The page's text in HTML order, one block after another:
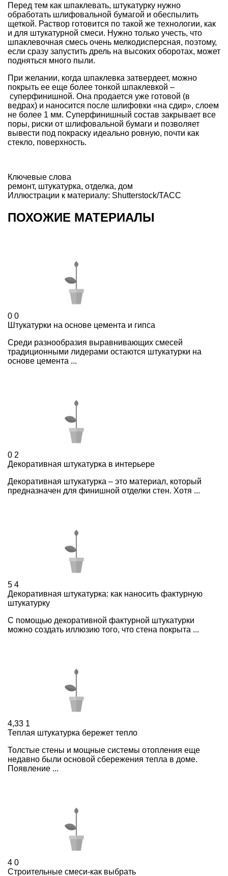
Перед тем как шпаклевать, штукатурку нужно
обработать шлифовальной бумагой и обеспылить
щеткой. Раствор готовится по такой же технологии, как
и для штукатурной смеси. Нужно только учесть, что
шпаклевочная смесь очень мелкодисперсная, поэтому,
если сразу запустить дрель на высоких оборотах, может
подняться много пыли.
При желании, когда шпаклевка затвердеет, можно
покрыть ее еще более тонкой шпаклевкой –
суперфинишной. Она продается уже готовой (в
ведрах) и наносится после шлифовки «на сдир», слоем
не более 1 мм. Суперфинишный состав закрывает все
поры, риски от шлифовальной бумаги и позволяет
вывести под покраску идеально ровную, почти как
стекло, поверхность.
Ключевые слова
ремонт, штукатурка, отделка, дом
Иллюстрации к материалу: Shutterstock/ТАСС
ПОХОЖИЕ МАТЕРИАЛЫ
0 0
Штукатурки на основе цемента и гипса
Среди разнообразия выравнивающих смесей
традиционными лидерами остаются штукатурки на
основе цемента ...
0 2
Декоративная штукатурка в интерьере
Декоративная штукатурка – это материал, который
предназначен для финишной отделки стен. Хотя ...
5 4
Декоративная штукатурка: как наносить фактурную
штукатурку
С помощью декоративной фактурной штукатурки
можно создать иллюзию того, что стена покрыта ...
4,33 1
Теплая штукатурка бережет тепло
Толстые стены и мощные системы отопления еще
недавно были основой сбережения тепла в доме.
Появление ...
4 0
Строительные смеси-как выбрать